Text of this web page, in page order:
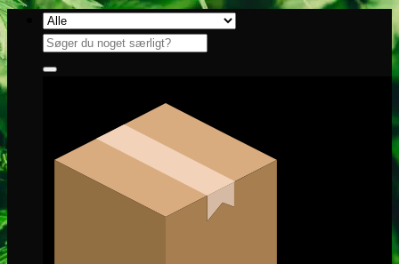
Fortsæt
indhold
Søg
efter: